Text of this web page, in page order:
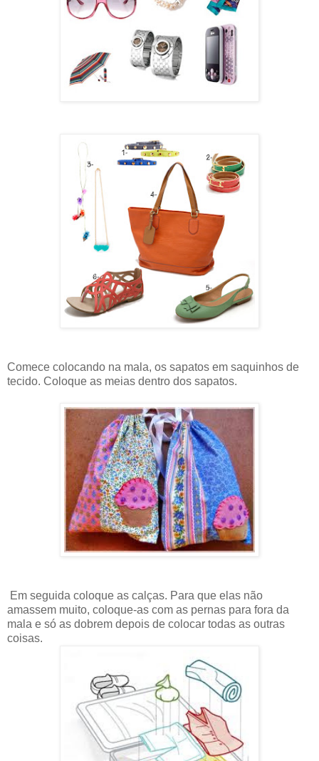
Comece colocando na mala, os sapatos em saquinhos de
tecido. Coloque as meias dentro dos sapatos.
Em seguida coloque as calças. Para que elas não
amassem muito, coloque-as com as pernas para fora da
mala e só as dobrem depois de colocar todas as outras
coisas.